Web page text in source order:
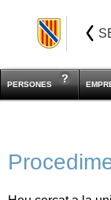
PERSONES